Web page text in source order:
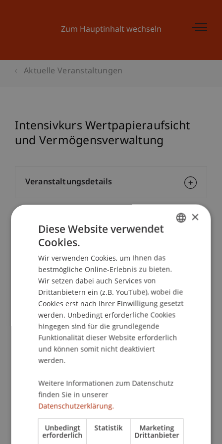
Zum Hauptinhalt wechseln
Aktuelle Veranstaltungen
Intensivkurs Wertpapieraufsicht
und Vermögensverwaltung
School/Professur:
Lehrstuhl für Gesellschafts-, Stiftungs- und
Trustrecht
Die Inhalte des Intensivkurses bieten eine
Schwerpunktsetzung im Bereich der
Vermögensverwaltung, insbesondere betreffend
Wertpapierfirmen und deren Aufsichtsregime.
Zudem werden zentrale Fragen des EU-Prospekt-
Offenlegungspflichten) diskutiert. Insbesondere
werden die zentralen rechtlichen Themenfelder
MiFID II, im BankG und im VVG) behandelt und die
verschiedenen wesentlichen Geschäftsmodelle
Veranstaltungsdetails
Kontakt
×
Diese Website verwendet
Cookies.
Wir verwenden Cookies, um Ihnen das
bestmögliche Online-Erlebnis zu bieten.
Wir setzen dabei auch Services von
Drittanbietern ein (z.B. YouTube), wobei die
Cookies erst nach Ihrer Einwilligung gesetzt
werden. Unbedingt erforderliche Cookies
hingegen sind für die grundlegende
Funktionalität dieser Website erforderlich
und können somit nicht deaktiviert
werden.
Weitere Informationen zum Datenschutz
finden Sie in unserer
Datenschutzerklärung.
Unbedingt
erforderlich
Statistik Marketing
Drittanbieter